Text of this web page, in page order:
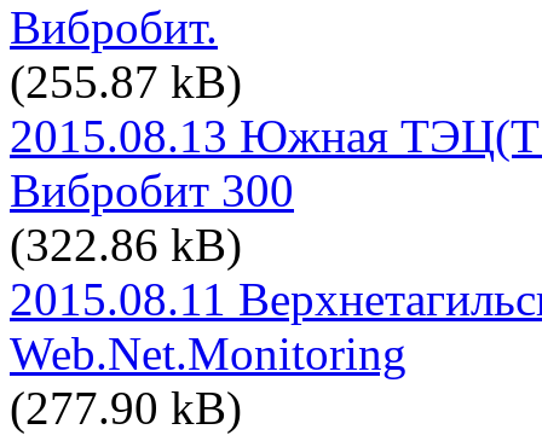
Вибробит.
(255.87 kB)
2015.08.13 Южная
Вибробит 300
(322.86 kB)
2015.08.11
Web.Net.Monitoring
(277.90 kB)